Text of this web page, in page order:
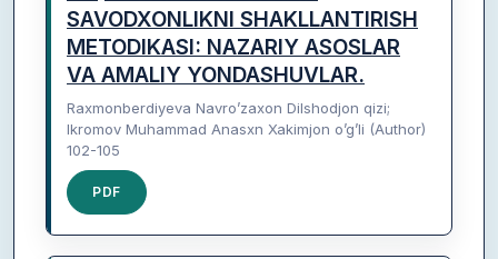
SAVODXONLIKNI SHAKLLANTIRISH
METODIKASI: NAZARIY ASOSLAR
VA AMALIY YONDASHUVLAR.
Raxmonberdiyeva Navro’zaxon Dilshodjon qizi;
Ikromov Muhammad Anasxn Xakimjon o’g’li (Author)
102-105
PDF